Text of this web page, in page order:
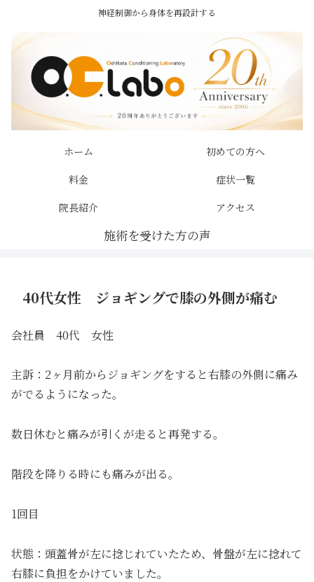
神経制御から身体を再設計する
ホーム
初めての方へ
料金
症状一覧
院長紹介
アクセス
40代女性 ジョギングで膝の外側が痛む
会社員 40代 女性
主訴：2ヶ月前からジョギングをすると右膝の外側に痛み
がでるようになった。
数日休むと痛みが引くが走ると再発する。
階段を降りる時にも痛みが出る。
1回目
状態：頭蓋骨が左に捻じれていたため、骨盤が左に捻れて
右膝に負担をかけていました。